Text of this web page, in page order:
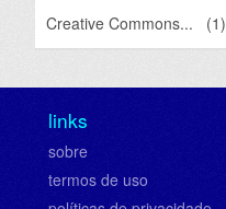
Creative Commons... (1)
links
sobre
termos de uso